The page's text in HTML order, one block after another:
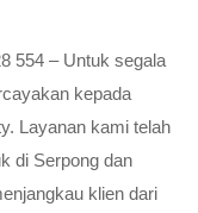
554 – Untuk segala
kepada
Layanan kami telah
di Serpong dan
klien dari